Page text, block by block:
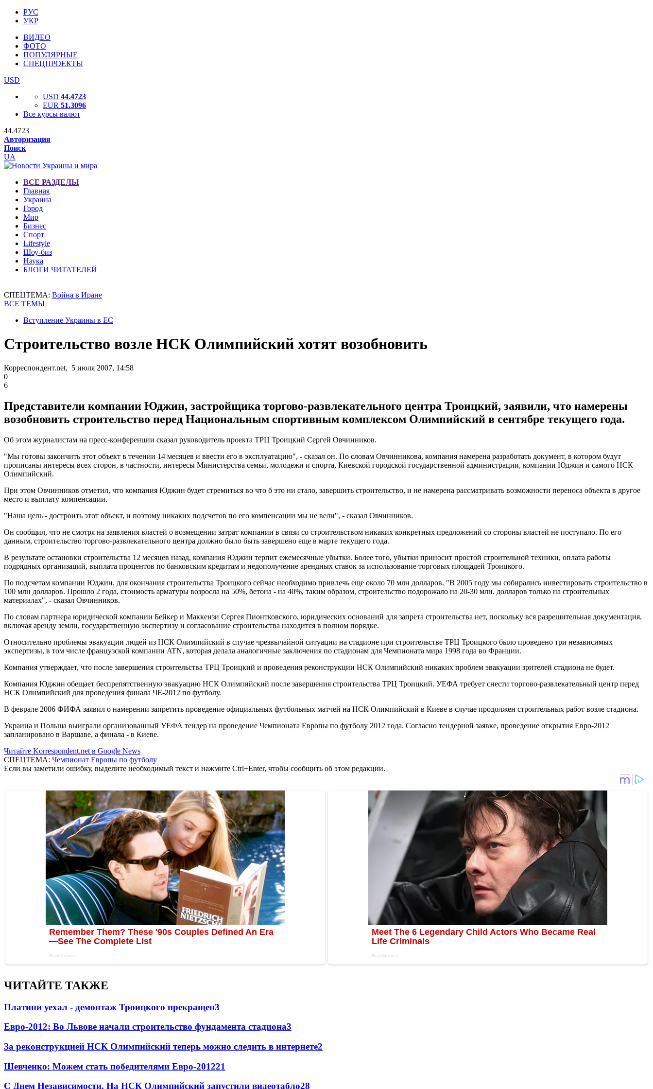
РУС
УКР
ВИДЕО
ФОТО
ПОПУЛЯРНЫЕ
СПЕЦПРОЕКТЫ
USD
USD 44.4723
EUR 51.3096
Все курсы валют
44.4723
Авторизация
Поиск
UA
ВСЕ РАЗДЕЛЫ
Главная
Украина
Город
Мир
Бизнес
Спорт
Lifestyle
Шоу-биз
Наука
БЛОГИ ЧИТАТЕЛЕЙ
СПЕЦТЕМА: Война в Иране
ВСЕ ТЕМЫ
Вступление Украины в ЕС
Строительство возле НСК Олимпийский хотят возобновить
Корреспондент.net, 5 июля 2007, 14:58
0
6
Представители компании Юджин, застройщика торгово-развлекательного центра Троицкий, заявили, что намерены
возобновить строительство перед Национальным спортивным комплексом Олимпийский в сентябре текущего года.
Об этом журналистам на пресс-конференции сказал руководитель проекта ТРЦ Троицкий Сергей Овчинников.
"Мы готовы закончить этот объект в течении 14 месяцев и ввести его в эксплуатацию", - сказал он. По словам Овчинникова, компания намерена разработать документ, в котором будут
прописаны интересы всех сторон, в частности, интересы Министерства семьи, молодежи и спорта, Киевской городской государственной администрации, компании Юджин и самого НСК
Олимпийский.
При этом Овчинников отметил, что компания Юджин будет стремиться во что б это ни стало, завершить строительство, и не намерена рассматривать возможности переноса объекта в другое
место и выплату компенсации.
"Наша цель - достроить этот объект, и поэтому никаких подсчетов по его компенсации мы не вели", - сказал Овчинников.
Он сообщил, что не смотря на заявления властей о возмещении затрат компании в связи со строительством никаких конкретных предложений со стороны властей не поступало. По его
данным, строительство торгово-развлекательного центра должно было быть завершено еще в марте текущего года.
В результате остановки строительства 12 месяцев назад, компания Юджин терпит ежемесячные убытки. Более того, убытки приносит простой строительной техники, оплата работы
подрядных организаций, выплата процентов по банковским кредитам и недополучение арендных ставок за использование торговых площадей Троицкого.
По подсчетам компании Юджин, для окончания строительства Троицкого сейчас необходимо привлечь еще около 70 млн долларов. "В 2005 году мы собирались инвестировать строительство в
100 млн долларов. Прошло 2 года, стоимость арматуры возросла на 50%, бетона - на 40%, таким образом, строительство подорожало на 20-30 млн. долларов только на строительных
материалах", - сказал Овчинников.
По словам партнера юридической компании Бейкер и Маккензи Сергея Пионтковского, юридических оснований для запрета строительства нет, поскольку вся разрешительная документация,
включая аренду земли, государственную экспертизу и согласование строительства находится в полном порядке.
Относительно проблемы эвакуации людей из НСК Олимпийский в случае чрезвычайной ситуации на стадионе при строительстве ТРЦ Троицкого было проведено три независимых
экспертизы, в том числе французской компании ATN, которая делала аналогичные заключения по стадионам для Чемпионата мира 1998 года во Франции.
Компания утверждает, что после завершения строительства ТРЦ Троицкий и проведения реконструкции НСК Олимпийский никаких проблем эвакуации зрителей стадиона не будет.
Компания Юджин обещает беспрепятственную эвакуацию НСК Олимпийский после завершения строительства ТРЦ Троицкий. УЕФА требует снести торгово-развлекательный центр перед
НСК Олимпийский для проведения финала ЧЕ-2012 по футболу.
В феврале 2006 ФИФА заявил о намерении запретить проведение официальных футбольных матчей на НСК Олимпийский в Киеве в случае продолжен строительных работ возле стадиона.
Украина и Польша выиграли организованный УЕФА тендер на проведение Чемпионата Европы по футболу 2012 года. Согласно тендерной заявке, проведение открытия Евро-2012
запланировано в Варшаве, а финала - в Киеве.
Читайте Korrespondent.net в Google News
СПЕЦТЕМА: Чемпионат Европы по футболу
Если вы заметили ошибку, выделите необходимый текст и нажмите Ctrl+Enter, чтобы сообщить об этом редакции.
ЧИТАЙТЕ ТАКЖЕ
Платини уехал - демонтаж Троицкого прекращен3
Евро-2012: Во Львове начали строительство фундамента стадиона3
За реконструкцией НСК Олимпийский теперь можно следить в интернете2
Шевченко: Можем стать победителями Евро-201221
С Днем Независимости. На НСК Олимпийский запустили видеотабло28